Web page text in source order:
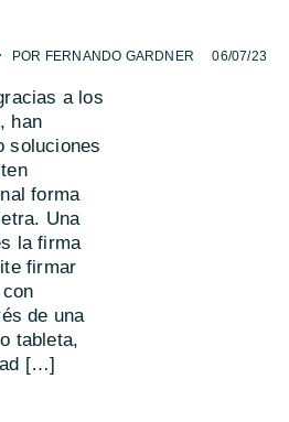
POR FERNANDO GARDNER 06/07/23
a los
han
soluciones
forma
Una
la firma
firmar
de una
tableta,
[…]